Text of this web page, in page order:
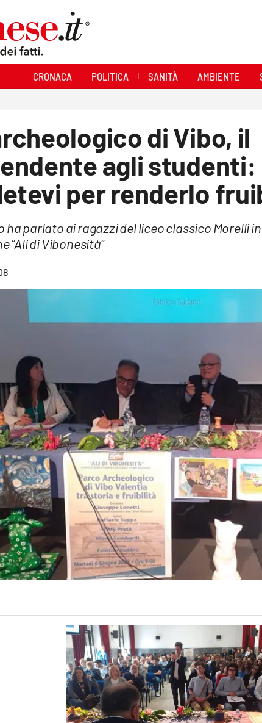
CRONACA POLITICA SANITÀ AMBIENTE
di Vibo, il
agli studenti:
per renderlo
ha parlato ai ragazzi del liceo classico Morelli
“Ali di Vibonesità”